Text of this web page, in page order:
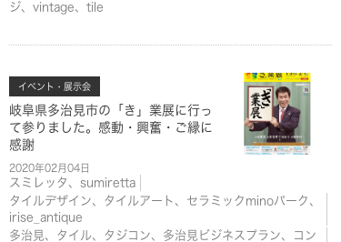
ジ、vintage、tile
イベント・展示会
岐阜県多治見市の「き」業展に行っ
て参りました。感動・興奮・ご縁に
感謝
2020年02月04日
スミレッタ、sumiretta
タイルデザイン、タイルアート、セラミックminoパーク、
irise_antique
多治見、タイル、タジコン、多治見ビジネスプラン、コン